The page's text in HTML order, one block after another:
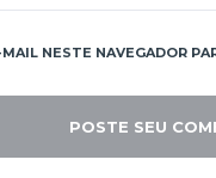
NESTE NAVEGADOR